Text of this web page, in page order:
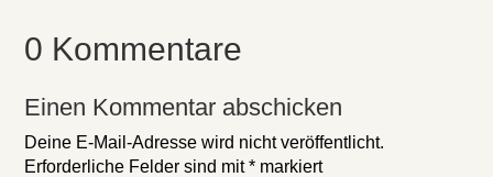
0 Kommentare
Einen Kommentar abschicken
Deine E-Mail-Adresse wird nicht veröffentlicht.
Erforderliche Felder sind mit* markiert